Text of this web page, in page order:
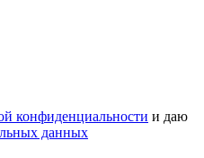
конфиденциальности и даю
данных